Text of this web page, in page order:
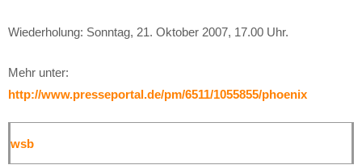
Wiederholung: Sonntag, 21. Oktober 2007, 17.00 Uhr.
Mehr unter:
http://www.presseportal.de/pm/6511/1055855/phoenix
wsb